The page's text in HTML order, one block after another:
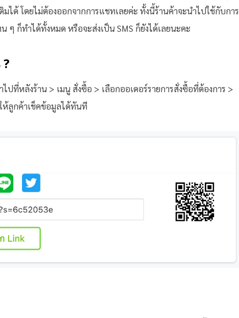
ได้ โดยไม่ต้องออกจากการแชทเลยค่ะ ทั้งนี้ร้านค้าจะนำไปใช้กับการ
ๆ ก็ทำได้ทั้งหมด หรือจะส่งเป็น SMS ก็ยังได้เลยนะคะ
ปที่หลังร้าน > เมนู สั่งซื้อ > เลือกออเดอร์รายการสั่งซื้อที่ต้องการ >
ห้ลูกค้าเช็คข้อมูลได้ทันที